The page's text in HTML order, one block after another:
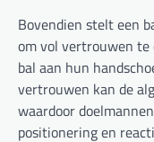
Bovendien stelt een
om vol vertrouwen te
bal aan hun
vertrouwen kan de
waardoor
positionering en